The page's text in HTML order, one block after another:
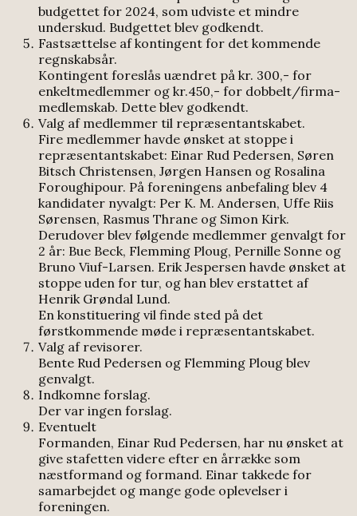
budgettet for 2024, som udviste et mindre
underskud. Budgettet blev godkendt.
Fastsættelse af kontingent for det kommende
regnskabsår.
Kontingent foreslås uændret på kr. 300,- for
enkeltmedlemmer og kr.450,- for dobbelt/firma-
medlemskab. Dette blev godkendt.
Valg af medlemmer til repræsentantskabet.
Fire medlemmer havde ønsket at stoppe i
repræsentantskabet: Einar Rud Pedersen, Søren
Bitsch Christensen, Jørgen Hansen og Rosalina
Foroughipour. På foreningens anbefaling blev 4
kandidater nyvalgt: Per K. M. Andersen, Uffe Riis
Sørensen, Rasmus Thrane og Simon Kirk.
Derudover blev følgende medlemmer genvalgt for
2 år: Bue Beck, Flemming Ploug, Pernille Sonne og
Bruno Viuf-Larsen. Erik Jespersen havde ønsket at
stoppe uden for tur, og han blev erstattet af
Henrik Grøndal Lund.
En konstituering vil finde sted på det
førstkommende møde i repræsentantskabet.
Valg af revisorer.
Bente Rud Pedersen og Flemming Ploug blev
genvalgt.
Indkomne forslag.
Der var ingen forslag.
Eventuelt
Formanden, Einar Rud Pedersen, har nu ønsket at
give stafetten videre efter en årrække som
næstformand og formand. Einar takkede for
samarbejdet og mange gode oplevelser i
foreningen.